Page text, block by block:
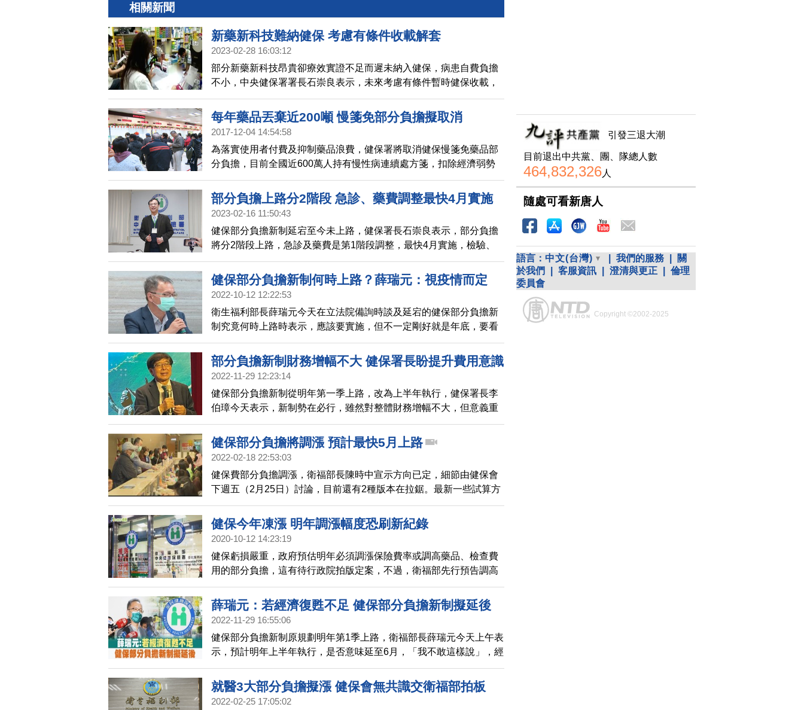
相關新聞
新藥新科技難納健保 考慮有條件收載解套
2023-02-28 16:03:12
部分新藥新科技昂貴卻療效實證不足而遲未納入健保，病患自費負擔
不小，中央健保署署長石崇良表示，未來考慮有條件暫時健保收載，
交由專家討論，也將考察英國癌症藥品基金運作方式。
每年藥品丟棄近200噸 慢箋免部分負擔擬取消
2017-12-04 14:54:58
為落實使用者付費及抑制藥品浪費，健保署將取消健保慢箋免藥品部
分負擔，目前全國近600萬人持有慢性病連續處方箋，扣除經濟弱勢
及重大傷病者除外，預計510萬人受到影響，最快明年3月實施。
部分負擔上路分2階段 急診、藥費調整最快4月實施
2023-02-16 11:50:43
健保部分負擔新制延宕至今未上路，健保署長石崇良表示，部分負擔
將分2階段上路，急診及藥費是第1階段調整，最快4月實施，檢驗、
檢查部分負擔仍待討論，暫無法承諾今年下半年上路。
健保部分負擔新制何時上路？薛瑞元：視疫情而定
2022-10-12 12:22:53
衛生福利部長薛瑞元今天在立法院備詢時談及延宕的健保部分負擔新
制究竟何時上路時表示，應該要實施，但不一定剛好就是年底，要看
疫情和社會復原程度。
部分負擔新制財務增幅不大 健保署長盼提升費用意識
2022-11-29 12:23:14
健保部分負擔新制從明年第一季上路，改為上半年執行，健保署長李
伯璋今天表示，新制勢在必行，雖然對整體財務增幅不大，但意義重
在提升民眾費用意識，減少不必要醫療浪費。
健保部分負擔將調漲 預計最快5月上路
2022-02-18 22:53:03
健保費部分負擔調漲，衛福部長陳時中宣示方向已定，細節由健保會
下週五（2月25日）討論，目前還有2種版本在拉鋸。最新一些試算方
案出爐，未來不經轉診前往醫學中心就醫，要是接受電腦斷層等檢
查，看一次病恐怕就要破千。但健保署估計60%民眾不會多付超過
200元，新方案預計最快5月上路。
健保今年凍漲 明年調漲幅度恐刷新紀錄
2020-10-12 14:23:19
健保虧損嚴重，政府預估明年必須調漲保險費率或調高藥品、檢查費
用的部分負擔，這有待行政院拍版定案，不過，衛福部先行預告調高
單次住院的部分負擔及全年累計部分負擔上限，分別從現行3.9萬元調
漲為4.1萬元，以及6.5萬元調漲為6.9萬。
薛瑞元：若經濟復甦不足 健保部分負擔新制擬延後
2022-11-29 16:55:06
健保部分負擔新制原規劃明年第1季上路，衛福部長薛瑞元今天上午表
示，預計明年上半年執行，是否意味延至6月，「我不敢這樣說」，經
濟復甦力道不足可能延後，視實際發展。
就醫3大部分負擔擬漲 健保會無共識交衛福部拍板
2022-02-25 17:05:02
引發三退大潮
目前退出中共黨、團、隊總人數
464,832,326人
隨處可看新唐人
語言： 中文(台灣) 我們的服務
關
於我們
客服資訊 澄清與更正
倫理
委員會
Copyright ©2002-2025